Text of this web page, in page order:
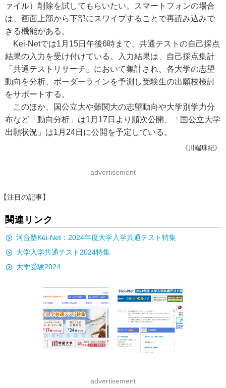
ァイル）削除を試してもらいたい。スマートフォンの場合
は、画面上部から下部にスワイプすることで再読み込みで
きる機能がある。
Kei-Netでは1月15日午後6時まで、共通テストの自己採点
結果の入力を受け付けている。入力結果は、自己採点集計
「共通テストリサーチ」において集計され、各大学の志望
動向を分析、ボーダーラインを予測し受験生の出願校検討
をサポートする。
このほか、国公立大や難関大の志望動向や大学別学力分
布など「動向分析」は1月17日より順次公開、「国公立大学
出願状況」は1月24日に公開を予定している。
《川端珠紀》
advertisement
【注目の記事】
関連リンク
河合塾Kei-Net：2024年度大学入学共通テスト特集
大学入学共通テスト2024特集
大学受験2024
advertisement